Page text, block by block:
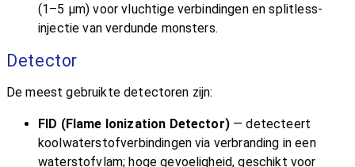
(1–5 μm) voor vluchtige verbindingen en splitless-
injectie van verdunde monsters.
Detector
De meest gebruikte detectoren zijn:
FID (Flame Ionization Detector)— detecteert
koolwaterstofverbindingen via verbranding in een
waterstofvlam; hoge gevoeligheid, geschikt voor